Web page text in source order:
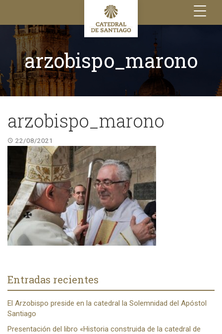
Toggle
navigation
arzobispo_marono
arzobispo_marono
22/08/2021
Entradas recientes
El Arzobispo preside en la catedral la Solemnidad del Apóstol
Santiago
Presentación del libro «Historia construida de la catedral de